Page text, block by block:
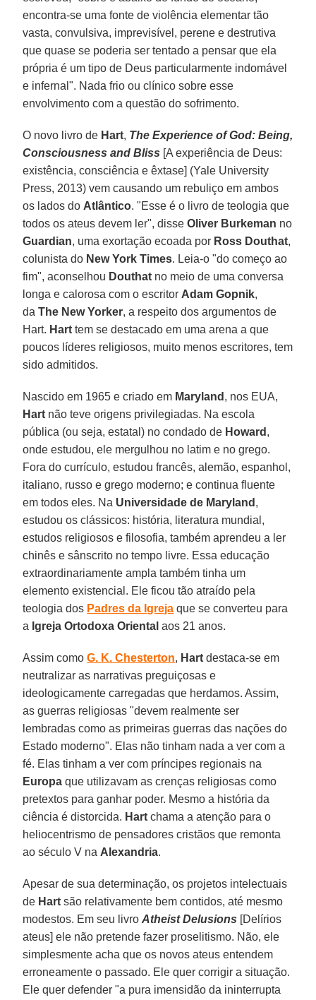
encontra-se uma fonte de violência elementar tão
vasta, convulsiva, imprevisível, perene e destrutiva
que quase se poderia ser tentado a pensar que ela
própria é um tipo de Deus particularmente indomável
e infernal". Nada frio ou clínico sobre esse
envolvimento com a questão do sofrimento.
O novo livro de Hart, The Experience of God: Being,
Consciousness and Bliss [A experiência de Deus:
existência, consciência e êxtase] (Yale University
Press, 2013) vem causando um rebuliço em ambos
os lados do Atlântico. "Esse é o livro de teologia que
todos os ateus devem ler", disseOliver Burkeman no
Guardian, uma exortação ecoada por Ross Douthat,
colunista do New York Times. Leia-o "do começo ao
fim", aconselhou Douthat no meio de uma conversa
longa e calorosa com o escritor Adam Gopnik,
daThe New Yorker, a respeito dos argumentos de
Hart. Hart tem se destacado em uma arena a que
poucos líderes religiosos, muito menos escritores, tem
sido admitidos.
Nascido em 1965 e criado em Maryland , nos EUA,
Hart não teve origens privilegiadas. Na escola
pública (ou seja, estatal) no condado de Howard ,
onde estudou, ele mergulhou no latim e no grego.
Fora do currículo, estudou francês, alemão, espanhol,
italiano, russo e grego moderno; e continua fluente
em todos eles. Na Universidade de Maryland ,
estudou os clássicos: história, literatura mundial,
estudos religiosos e filosofia, também aprendeu a ler
chinês e sânscrito no tempo livre. Essa educação
extraordinariamente ampla também tinha um
elemento existencial. Ele ficou tão atraído pela
teologia dos Padres da Igreja que se converteu para
a Igreja Ortodoxa Oriental aos 21 anos.
Assim comoG. K. Chesterton, Hart destaca-se em
neutralizar as narrativas preguiçosas e
ideologicamente carregadas que herdamos. Assim,
as guerras religiosas "devem realmente ser
lembradas como as primeiras guerras das nações do
Estado moderno". Elas não tinham nada a ver com a
fé. Elas tinham a ver com príncipes regionais na
Europa que utilizavam as crenças religiosas como
pretextos para ganhar poder. Mesmo a história da
ciência é distorcida. Hart chama a atenção para o
heliocentrismo de pensadores cristãos que remonta
ao século V na Alexandria.
Apesar de sua determinação, os projetos intelectuais
de Hart são relativamente bem contidos, até mesmo
modestos. Em seu livro Atheist Delusions [Delírios
ateus] ele não pretende fazer proselitismo. Não, ele
simplesmente acha que os novos ateus entendem
erroneamente o passado. Ele quer corrigir a situação.
Ele quer defender "a pura imensidão da ininterrupta